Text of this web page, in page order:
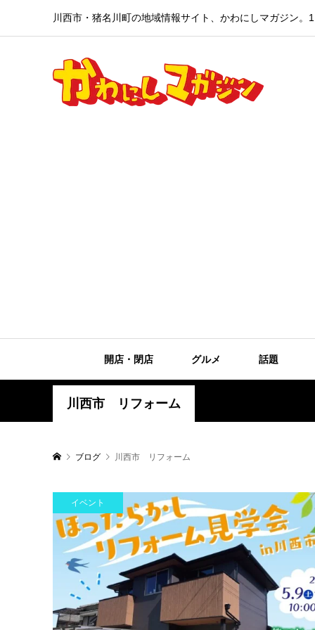
川西市・猪名川町の地域情報サイト、かわにしマガジン。
開店・閉店 グルメ 話題
川西市 リフォーム
ブログ 川西市 リフォーム
イベント